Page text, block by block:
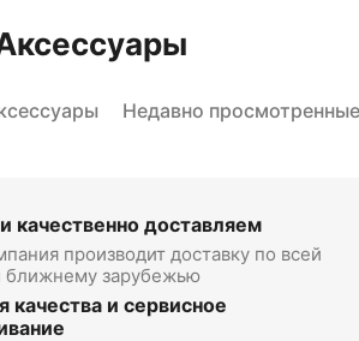
Недавно просмотренные
качественно доставляем
производит доставку по всей
ближнему зарубежью
качества и сервисное